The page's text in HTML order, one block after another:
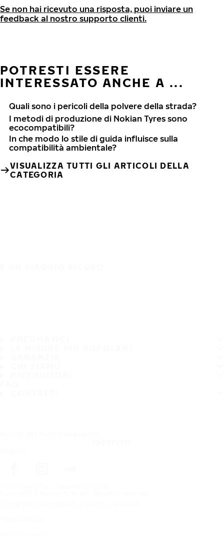
Se non hai ricevuto una risposta, puoi inviare un
feedback al nostro supporto clienti.
POTRESTI ESSERE
INTERESSATO ANCHE A ...
Quali sono i pericoli della polvere della strada?
I metodi di produzione di Nokian Tyres sono
ecocompatibili?
In che modo lo stile di guida influisce sulla
compatibilità ambientale?
VISUALIZZA TUTTI GLI ARTICOLI DELLA
CATEGORIA